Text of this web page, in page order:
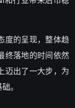
度的呈现，整体趋
终落地的时间依然
迈出了一大步，为
。